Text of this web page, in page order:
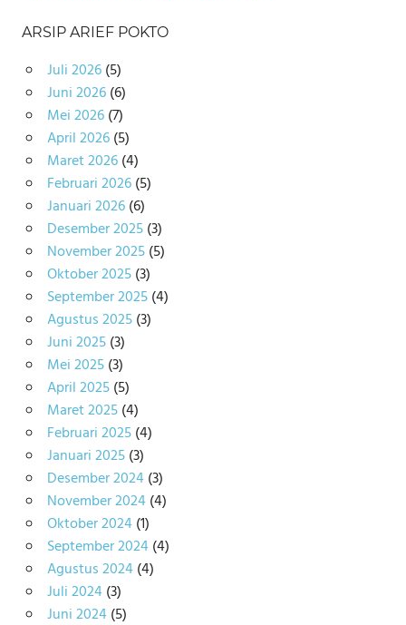
ARSIP ARIEF POKTO
Juli 2026(5)
Juni 2026(6)
Mei 2026(7)
April 2026(5)
Maret 2026(4)
Februari 2026(5)
Januari 2026(6)
Desember 2025(3)
November 2025(5)
Oktober 2025(3)
September 2025(4)
Agustus 2025(3)
Juni 2025(3)
Mei 2025(3)
April 2025(5)
Maret 2025(4)
Februari 2025(4)
Januari 2025(3)
Desember 2024(3)
November 2024(4)
Oktober 2024(1)
September 2024(4)
Agustus 2024(4)
Juli 2024(3)
Juni 2024(5)